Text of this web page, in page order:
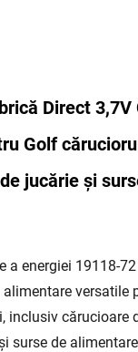
Direct
Golf
jucărie și
a energiei 19118-
versatile
inclusiv cărucioare
surse de